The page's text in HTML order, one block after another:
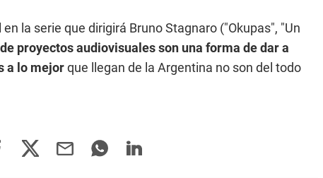
la serie que dirigirá Bruno Stagnaro ("Okupas", "Un
proyectos audiovisuales son una forma de dar a
a lo mejorque llegan de la Argentina no son del todo